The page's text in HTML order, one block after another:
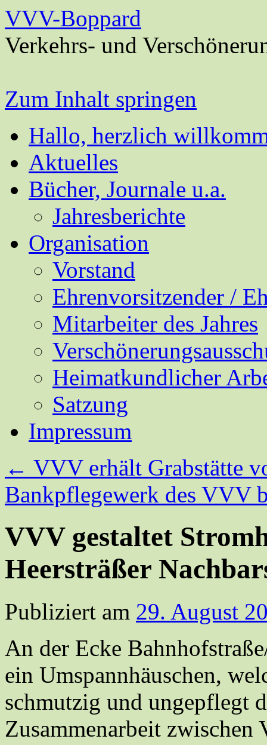
VVV-Boppard
Verkehrs- und
Zum Inhalt springen
Hallo, herzlich
Aktuelles
Bücher, Journale u.a.
Jahresberichte
Organisation
Vorstand
Ehrenvorsitzender /
Mitarbeiter des Jahres
Heimatkundlicher
Satzung
Impressum
← VVV erhält Grabstätte
Bankpflegewerk des VVV
VVV gestaltet
Heersträßer
Publiziert am 29. August
An der Ecke
ein Umspannhäuschen,
schmutzig und ungepflegt
Zusammenarbeit